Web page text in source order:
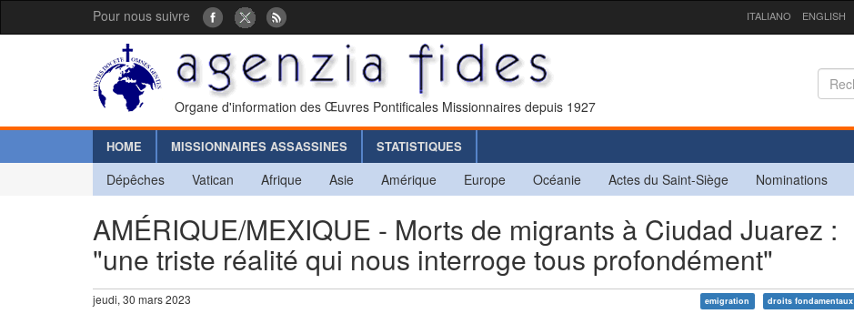
Pour nous suivre ITALIANO ENGLISH
Organe d'information des Œuvres Pontificales Missionnaires depuis 1927
HOME MISSIONNAIRES ASSASSINES STATISTIQUES
Dépêches Vatican Afrique Asie Amérique Europe Océanie Actes du Saint-Siège Nominations
AMÉRIQUE/MEXIQUE - Morts de migrants à Ciudad Juarez :
"une triste réalité qui nous interroge tous profondément"
jeudi, 30 mars 2023 emigration droits fondamentaux